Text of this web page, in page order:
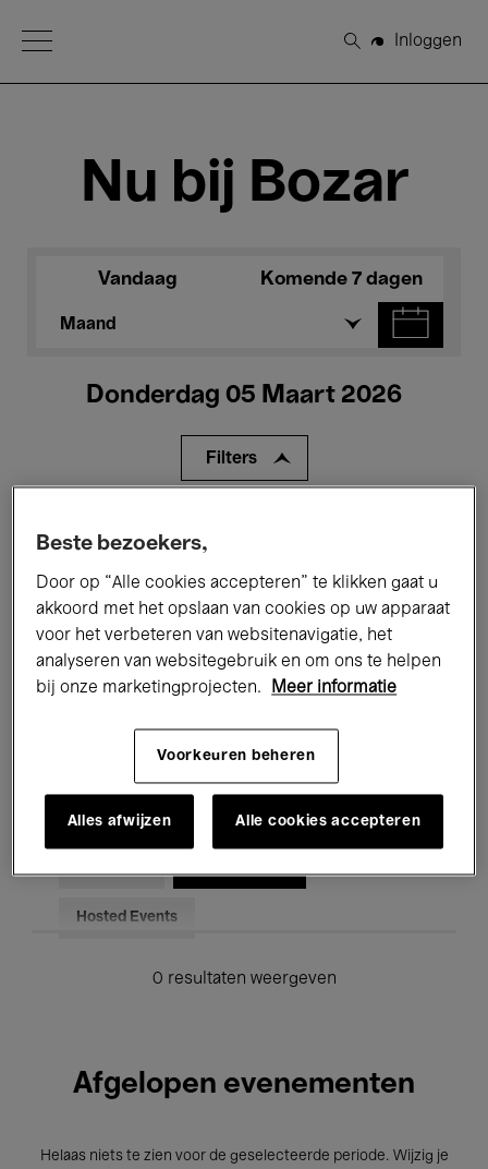
Open Menu
Zoeken
Inloggen
Nu bij Bozar
Vandaag Komende 7 dagen
Maand
Donderdag 05 Maart 2026
Filters
Tentoonstellingen Films
Performances Lezingen & Debatten
Jazz Klassieke Muziek Global Music
Elektronische Muziek
Voor iedereen Kids’ Palace
Hosted Events
0 resultaten weergeven
Afgelopen evenementen
Helaas niets te zien voor de geselecteerde periode. Wijzig je
Beste bezoekers,
Door op “Alle cookies accepteren” te klikken gaat u
akkoord met het opslaan van cookies op uw apparaat
voor het verbeteren van websitenavigatie, het
analyseren van websitegebruik en om ons te helpen
bij onze marketingprojecten.
Meer informatie
Voorkeuren beheren
Alles afwijzen Alle cookies accepteren